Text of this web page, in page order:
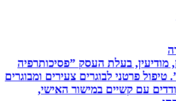
בעלת העסק ”פסיכותרפיה
פרטני לבוגרים צעירים ומבוגרים
עם קשיים במישור האישי,